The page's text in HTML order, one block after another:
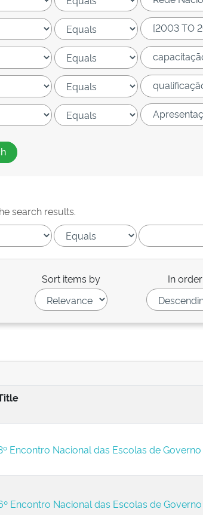
search results.
Sort items by In order
Encontro Nacional das Escolas de Governo
Encontro Nacional das Escolas de Governo